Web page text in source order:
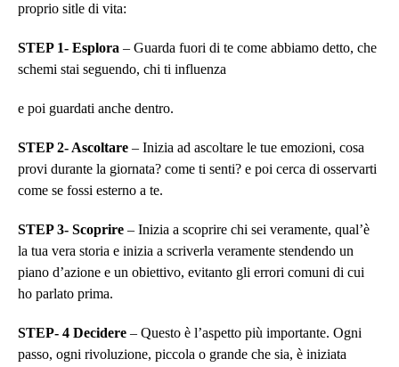
proprio sitle di vita:
STEP 1- Esplora – Guarda fuori di te come abbiamo detto, che
schemi stai seguendo, chi ti influenza
e poi guardati anche dentro.
STEP 2- Ascoltare – Inizia ad ascoltare le tue emozioni, cosa
provi durante la giornata? come ti senti? e poi cerca di osservarti
come se fossi esterno a te.
STEP 3- Scoprire – Inizia a scoprire chi sei veramente, qual’è
la tua vera storia e inizia a scriverla veramente stendendo un
piano d’azione e un obiettivo, evitanto gli errori comuni di cui
ho parlato prima.
STEP- 4 Decidere – Questo è l’aspetto più importante. Ogni
passo, ogni rivoluzione, piccola o grande che sia, è iniziata